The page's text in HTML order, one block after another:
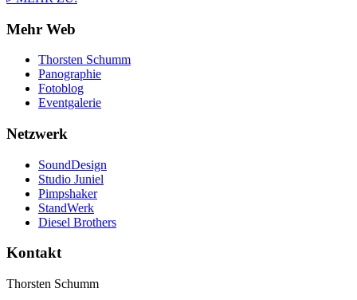
Mehr Web
Thorsten Schumm
Panographie
Fotoblog
Eventgalerie
Netzwerk
SoundDesign
Studio Juniel
Pimpshaker
StandWerk
Diesel Brothers
Kontakt
Thorsten Schumm